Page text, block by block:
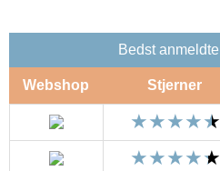
Bedst
Webshop Stjerner